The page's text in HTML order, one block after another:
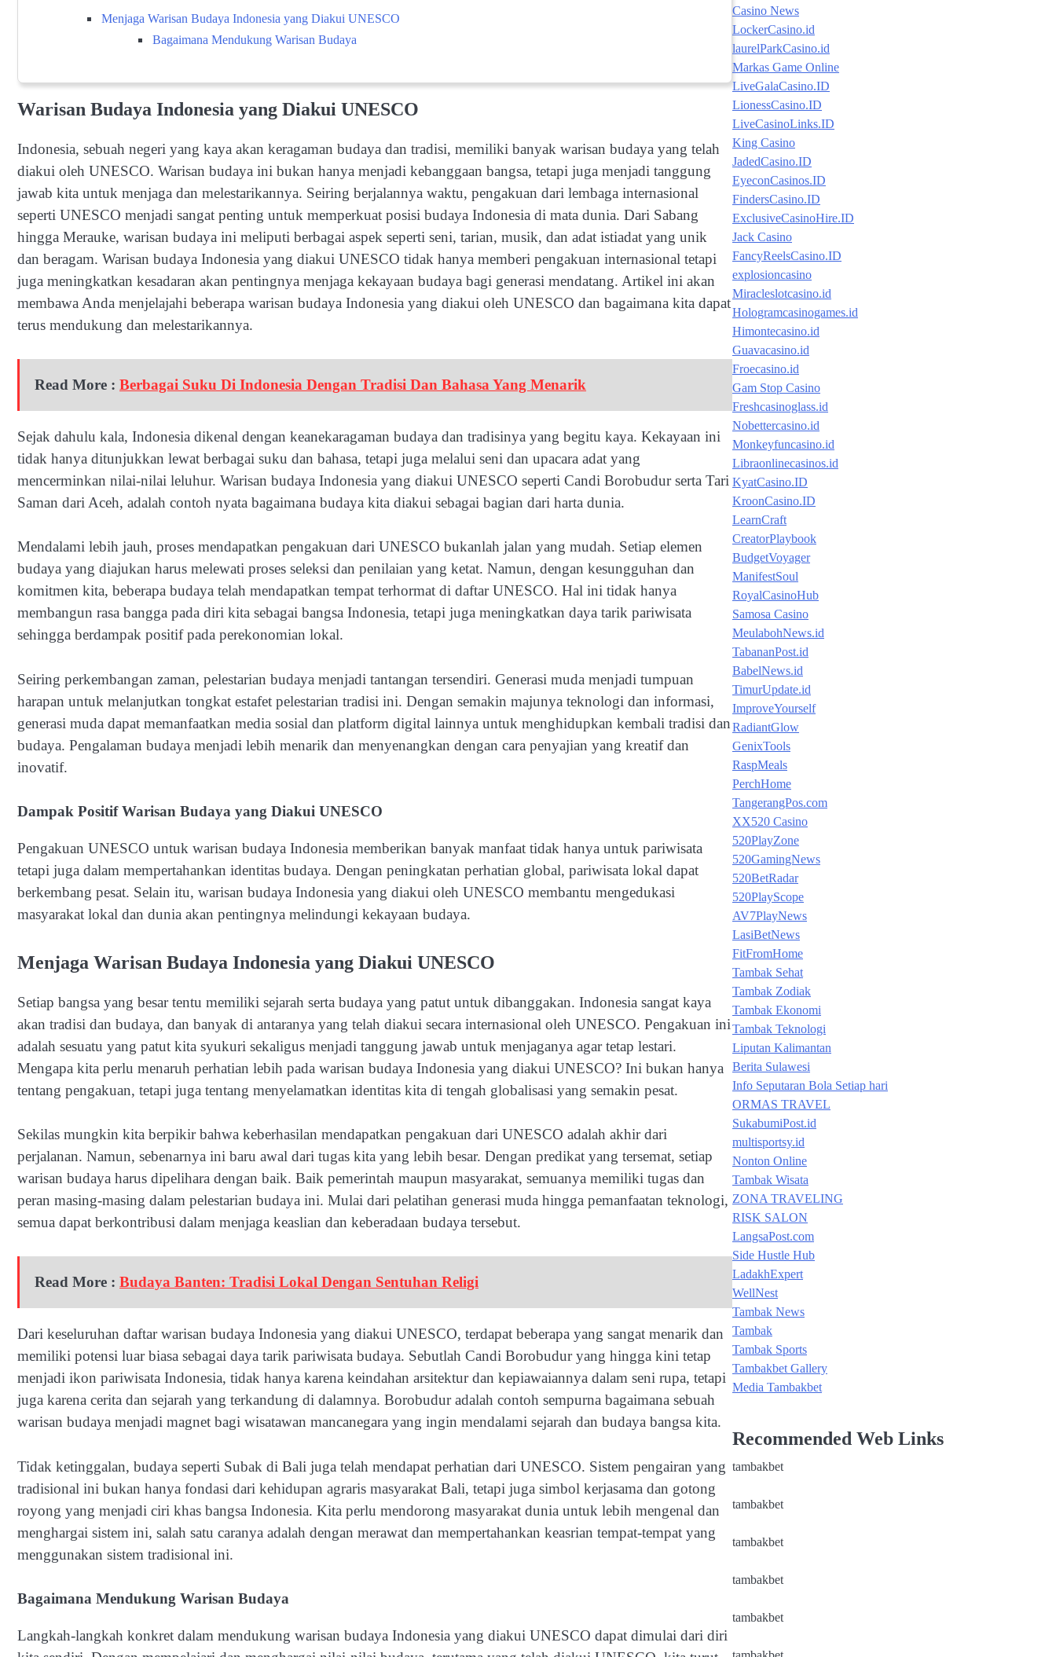
Menjaga Warisan Budaya Indonesia yang Diakui UNESCO
Bagaimana Mendukung Warisan Budaya
Warisan Budaya Indonesia yang Diakui UNESCO
Indonesia, sebuah negeri yang kaya akan keragaman budaya dan tradisi, memiliki banyak warisan budaya yang telah
diakui oleh UNESCO. Warisan budaya ini bukan hanya menjadi kebanggaan bangsa, tetapi juga menjadi tanggung
jawab kita untuk menjaga dan melestarikannya. Seiring berjalannya waktu, pengakuan dari lembaga internasional
seperti UNESCO menjadi sangat penting untuk memperkuat posisi budaya Indonesia di mata dunia. Dari Sabang
hingga Merauke, warisan budaya ini meliputi berbagai aspek seperti seni, tarian, musik, dan adat istiadat yang unik
dan beragam. Warisan budaya Indonesia yang diakui UNESCO tidak hanya memberi pengakuan internasional tetapi
juga meningkatkan kesadaran akan pentingnya menjaga kekayaan budaya bagi generasi mendatang. Artikel ini akan
membawa Anda menjelajahi beberapa warisan budaya Indonesia yang diakui oleh UNESCO dan bagaimana kita dapat
terus mendukung dan melestarikannya.
Read More :Berbagai Suku Di Indonesia Dengan Tradisi Dan Bahasa Yang Menarik
Sejak dahulu kala, Indonesia dikenal dengan keanekaragaman budaya dan tradisinya yang begitu kaya. Kekayaan ini
tidak hanya ditunjukkan lewat berbagai suku dan bahasa, tetapi juga melalui seni dan upacara adat yang
mencerminkan nilai-nilai leluhur. Warisan budaya Indonesia yang diakui UNESCO seperti Candi Borobudur serta Tari
Saman dari Aceh, adalah contoh nyata bagaimana budaya kita diakui sebagai bagian dari harta dunia.
Mendalami lebih jauh, proses mendapatkan pengakuan dari UNESCO bukanlah jalan yang mudah. Setiap elemen
budaya yang diajukan harus melewati proses seleksi dan penilaian yang ketat. Namun, dengan kesungguhan dan
komitmen kita, beberapa budaya telah mendapatkan tempat terhormat di daftar UNESCO. Hal ini tidak hanya
membangun rasa bangga pada diri kita sebagai bangsa Indonesia, tetapi juga meningkatkan daya tarik pariwisata
sehingga berdampak positif pada perekonomian lokal.
Seiring perkembangan zaman, pelestarian budaya menjadi tantangan tersendiri. Generasi muda menjadi tumpuan
harapan untuk melanjutkan tongkat estafet pelestarian tradisi ini. Dengan semakin majunya teknologi dan informasi,
generasi muda dapat memanfaatkan media sosial dan platform digital lainnya untuk menghidupkan kembali tradisi dan
budaya. Pengalaman budaya menjadi lebih menarik dan menyenangkan dengan cara penyajian yang kreatif dan
inovatif.
Dampak Positif Warisan Budaya yang Diakui UNESCO
Pengakuan UNESCO untuk warisan budaya Indonesia memberikan banyak manfaat tidak hanya untuk pariwisata
tetapi juga dalam mempertahankan identitas budaya. Dengan peningkatan perhatian global, pariwisata lokal dapat
berkembang pesat. Selain itu, warisan budaya Indonesia yang diakui oleh UNESCO membantu mengedukasi
masyarakat lokal dan dunia akan pentingnya melindungi kekayaan budaya.
Menjaga Warisan Budaya Indonesia yang Diakui UNESCO
Setiap bangsa yang besar tentu memiliki sejarah serta budaya yang patut untuk dibanggakan. Indonesia sangat kaya
akan tradisi dan budaya, dan banyak di antaranya yang telah diakui secara internasional oleh UNESCO. Pengakuan ini
adalah sesuatu yang patut kita syukuri sekaligus menjadi tanggung jawab untuk menjaganya agar tetap lestari.
Mengapa kita perlu menaruh perhatian lebih pada warisan budaya Indonesia yang diakui UNESCO? Ini bukan hanya
tentang pengakuan, tetapi juga tentang menyelamatkan identitas kita di tengah globalisasi yang semakin pesat.
Sekilas mungkin kita berpikir bahwa keberhasilan mendapatkan pengakuan dari UNESCO adalah akhir dari
perjalanan. Namun, sebenarnya ini baru awal dari tugas kita yang lebih besar. Dengan predikat yang tersemat, setiap
warisan budaya harus dipelihara dengan baik. Baik pemerintah maupun masyarakat, semuanya memiliki tugas dan
peran masing-masing dalam pelestarian budaya ini. Mulai dari pelatihan generasi muda hingga pemanfaatan teknologi,
semua dapat berkontribusi dalam menjaga keaslian dan keberadaan budaya tersebut.
Read More :Budaya Banten: Tradisi Lokal Dengan Sentuhan Religi
Dari keseluruhan daftar warisan budaya Indonesia yang diakui UNESCO, terdapat beberapa yang sangat menarik dan
memiliki potensi luar biasa sebagai daya tarik pariwisata budaya. Sebutlah Candi Borobudur yang hingga kini tetap
menjadi ikon pariwisata Indonesia, tidak hanya karena keindahan arsitektur dan kepiawaiannya dalam seni rupa, tetapi
juga karena cerita dan sejarah yang terkandung di dalamnya. Borobudur adalah contoh sempurna bagaimana sebuah
warisan budaya menjadi magnet bagi wisatawan mancanegara yang ingin mendalami sejarah dan budaya bangsa kita.
Tidak ketinggalan, budaya seperti Subak di Bali juga telah mendapat perhatian dari UNESCO. Sistem pengairan yang
tradisional ini bukan hanya fondasi dari kehidupan agraris masyarakat Bali, tetapi juga simbol kerjasama dan gotong
royong yang menjadi ciri khas bangsa Indonesia. Kita perlu mendorong masyarakat dunia untuk lebih mengenal dan
menghargai sistem ini, salah satu caranya adalah dengan merawat dan mempertahankan keasrian tempat-tempat yang
menggunakan sistem tradisional ini.
Bagaimana Mendukung Warisan Budaya
Langkah-langkah konkret dalam mendukung warisan budaya Indonesia yang diakui UNESCO dapat dimulai dari diri
Casino News
LockerCasino.id
laurelParkCasino.id
Markas Game Online
LiveGalaCasino.ID
LionessCasino.ID
LiveCasinoLinks.ID
King Casino
JadedCasino.ID
EyeconCasinos.ID
FindersCasino.ID
ExclusiveCasinoHire.ID
Jack Casino
FancyReelsCasino.ID
explosioncasino
Miracleslotcasino.id
Hologramcasinogames.id
Himontecasino.id
Guavacasino.id
Froecasino.id
Gam Stop Casino
Freshcasinoglass.id
Nobettercasino.id
Monkeyfuncasino.id
Libraonlinecasinos.id
KyatCasino.ID
KroonCasino.ID
LearnCraft
CreatorPlaybook
BudgetVoyager
ManifestSoul
RoyalCasinoHub
Samosa Casino
MeulabohNews.id
TabananPost.id
BabelNews.id
TimurUpdate.id
ImproveYourself
RadiantGlow
GenixTools
RaspMeals
PerchHome
TangerangPos.com
XX520 Casino
520PlayZone
520GamingNews
520BetRadar
520PlayScope
AV7PlayNews
LasiBetNews
FitFromHome
Tambak Sehat
Tambak Zodiak
Tambak Ekonomi
Tambak Teknologi
Liputan Kalimantan
Berita Sulawesi
Info Seputaran Bola Setiap hari
ORMAS TRAVEL
SukabumiPost.id
multisportsy.id
Nonton Online
Tambak Wisata
ZONA TRAVELING
RISK SALON
LangsaPost.com
Side Hustle Hub
LadakhExpert
WellNest
Tambak News
Tambak
Tambak Sports
Tambakbet Gallery
Media Tambakbet
Recommended Web Links
tambakbet
tambakbet
tambakbet
tambakbet
tambakbet